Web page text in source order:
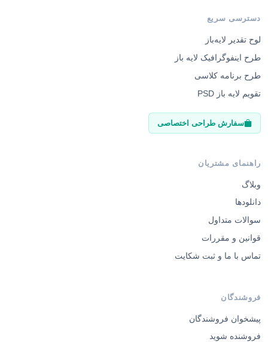
دسترسی سریع
لوح تقدیر لایه‌باز
طرح اینفوگرافیک لایه باز
طرح برنامه کلاسی
تقویم لایه باز PSD
سفارش طراحی اختصاصی
راهنمای مشتریان
وبلاگ
دانلودها
سوالات متداول
قوانین و مقررات
تماس با ما و ثبت شکایت
فروشندگان
پیشخوان فروشندگان
فروشنده شوید